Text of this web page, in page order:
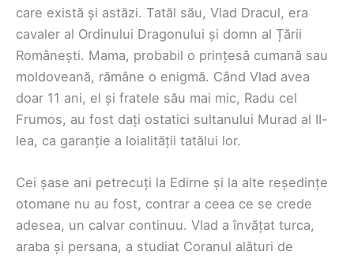
care există și astăzi. Tatăl său, Vlad Dracul, era
cavaler al Ordinului Dragonului și domn al Țării
Românești. Mama, probabil o prințesă cumană sau
moldoveană, rămâne o enigmă. Când Vlad avea
doar 11 ani, el și fratele său mai mic, Radu cel
Frumos, au fost dați ostatici sultanului Murad al II-
lea, ca garanție a loialității tatălui lor.
Cei șase ani petrecuți la Edirne și la alte reședințe
otomane nu au fost, contrar a ceea ce se crede
adesea, un calvar continuu. Vlad a învățat turca,
araba și persana, a studiat Coranul alături de